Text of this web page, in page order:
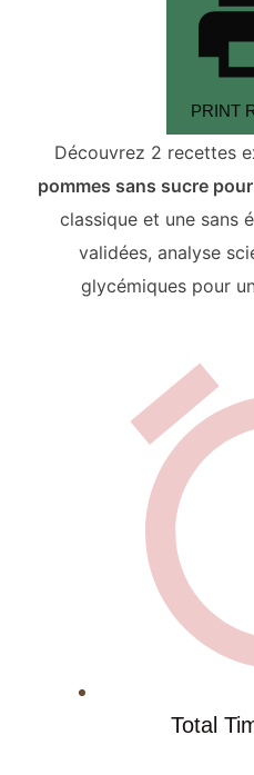
PRINT
Découvrez 2 recettes
pommes sans sucre
classique et une sans
validées, analyse
glycémiques pour
Total